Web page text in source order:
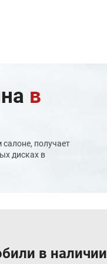
в
получает
дисках в
в наличии